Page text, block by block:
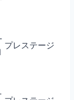
プレステージ